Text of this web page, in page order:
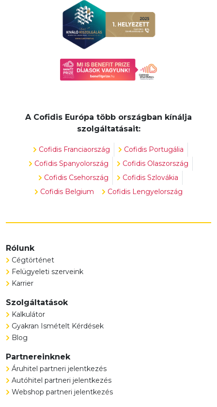
A Cofidis Európa több országban kínálja
szolgáltatásait:
Cofidis Franciaország
Cofidis Portugália
Cofidis Spanyolország
Cofidis Olaszország
Cofidis Csehország
Cofidis Szlovákia
Cofidis Belgium
Cofidis Lengyelország
Rólunk
Cégtörténet
Felügyeleti szerveink
Karrier
Szolgáltatások
Kalkulátor
Gyakran Ismételt Kérdések
Blog
Partnereinknek
Áruhitel partneri jelentkezés
Autóhitel partneri jelentkezés
Webshop partneri jelentkezés